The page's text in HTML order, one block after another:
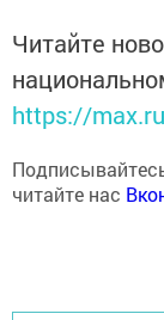
Читайте
https://
читайте нас